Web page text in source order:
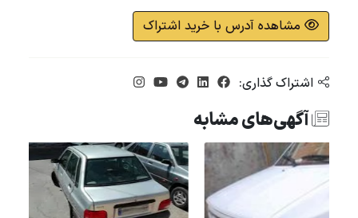
مشاهده آدرس با خرید اشتراک
اشتراک گذاری:
آگهی‌های مشابه